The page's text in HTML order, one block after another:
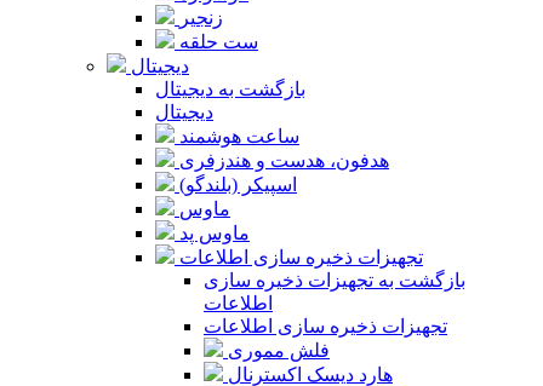
زنجیر
ست حلقه
دیجیتال
بازگشت به دیجیتال
دیجیتال
ساعت هوشمند
هدفون، هدست و هندزفری
اسپیکر (بلندگو)
ماوس
ماوس پد
تجهیزات ذخیره سازی اطلاعات
بازگشت به تجهیزات ذخیره سازی
اطلاعات
تجهیزات ذخیره سازی اطلاعات
فلش مموری
هارد دیسک اکسترنال